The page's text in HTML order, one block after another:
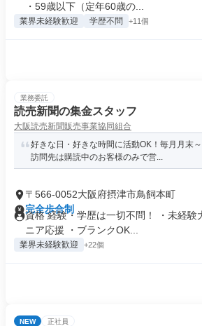
・59歳以下（定年60歳の...
業界未経験歓迎 学歴不問 +11個
業務委託
読売新聞の集金スタッフ
大阪読売新聞販売事業協同組合
好きな日・好きな時間に活動OK！毎月月末～
訪問先は購読中のお客様のみで営...
〒566-0052大阪府摂津市鳥飼本町
完全歩合制
資格 経験・学歴は一切不問！ ・未経験
ニア応援 ・ブランクOK...
業界未経験歓迎 +22個
NEW 正社員